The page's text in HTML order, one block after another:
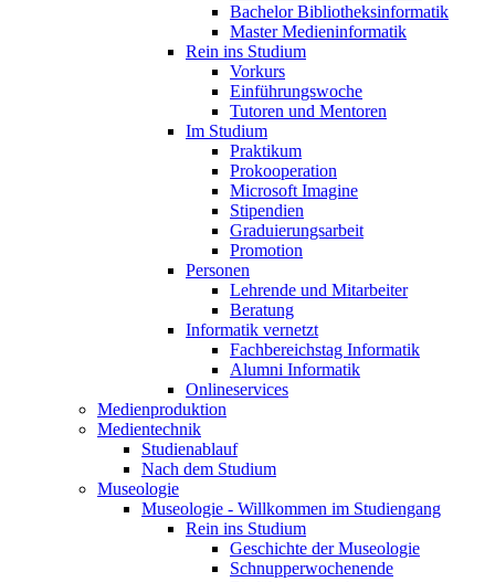
Bachelor Bibliotheksinformatik
Master Medieninformatik
Rein ins Studium
Vorkurs
Einführungswoche
Tutoren und Mentoren
Im Studium
Praktikum
Prokooperation
Microsoft Imagine
Stipendien
Graduierungsarbeit
Promotion
Personen
Lehrende und Mitarbeiter
Beratung
Informatik vernetzt
Fachbereichstag Informatik
Alumni Informatik
Onlineservices
Medienproduktion
Medientechnik
Studienablauf
Nach dem Studium
Museologie
Museologie - Willkommen im Studiengang
Rein ins Studium
Geschichte der Museologie
Schnupperwochenende